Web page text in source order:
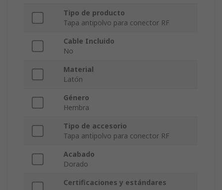
Tipo de producto
Tapa antipolvo para conector RF
Cable Incluido
No
Material
Latón
Género
Hembra
Tipo de accesorio
Tapa antipolvo para conector RF
Acabado
Dorado
Certificaciones y estándares